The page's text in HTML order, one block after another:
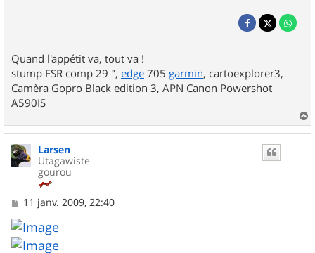
Quand l'appétit va, tout va !
stump FSR comp 29 ", edge 705 garmin, cartoexplorer3,
Camèra Gopro Black edition 3, APN Canon Powershot
A590IS
a
u
Larsen
Utagawiste
gourou
M
s
s
a
11 janv. 2009, 22:40